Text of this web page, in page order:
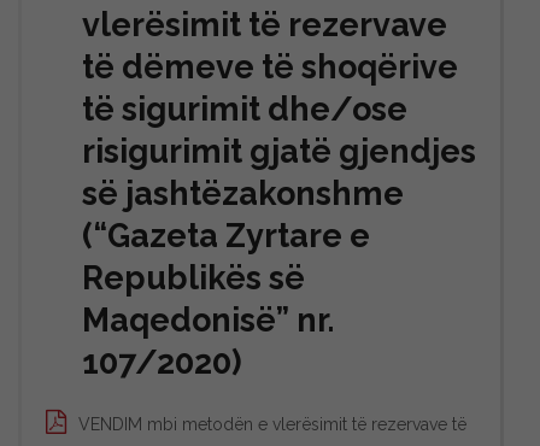
vlerësimit të rezervave
të dëmeve të shoqërive
të sigurimit dhe/ose
risigurimit gjatë gjendjes
së jashtëzakonshme
(“Gazeta Zyrtare e
Republikës së
Maqedonisë” nr.
107/2020)
VENDIM mbi metodën e vlerësimit të rezervave të